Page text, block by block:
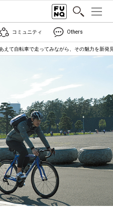
コミュニティ Others
えて自転車で走ってみながら、その魅力を新発